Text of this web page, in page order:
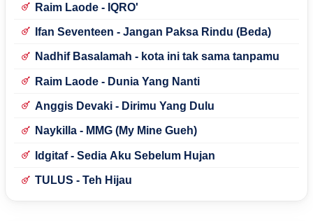
Raim Laode - IQRO'
Ifan Seventeen - Jangan Paksa Rindu (Beda)
Nadhif Basalamah - kota ini tak sama tanpamu
Raim Laode - Dunia Yang Nanti
Anggis Devaki - Dirimu Yang Dulu
Naykilla - MMG (My Mine Gueh)
Idgitaf - Sedia Aku Sebelum Hujan
TULUS - Teh Hijau